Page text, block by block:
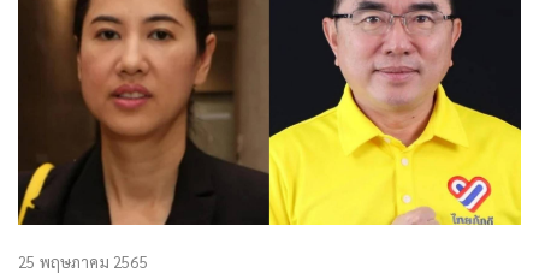
25 พฤษภาคม 2565